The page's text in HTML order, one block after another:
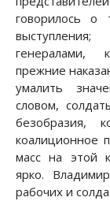
говорилось
генералами,
прежние
умалить
словом,
безобразия,
коалиционное
масс на этой
ярко.
рабочих и